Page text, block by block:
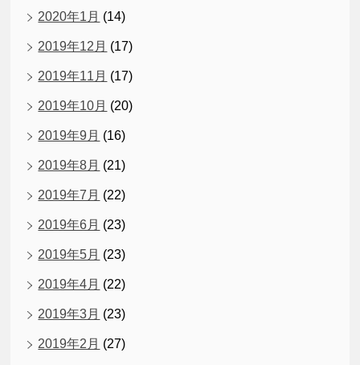
2020年1月 (14)
2019年12月 (17)
2019年11月 (17)
2019年10月 (20)
2019年9月 (16)
2019年8月 (21)
2019年7月 (22)
2019年6月 (23)
2019年5月 (23)
2019年4月 (22)
2019年3月 (23)
2019年2月 (27)